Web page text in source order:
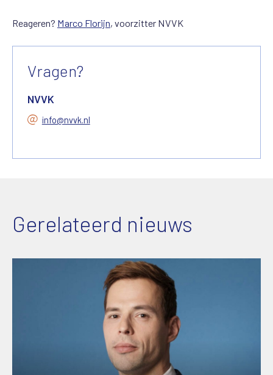
Reageren? Marco Florijn, voorzitter NVVK
Vragen?
NVVK
info@nvvk.nl
Gerelateerd nieuws